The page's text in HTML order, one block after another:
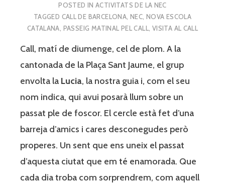
POSTED INACTIVITATS DE LA NEC
TAGGED CALL DE BARCELONA, NEC, NOVA ESCOLA
CATALANA, PASSEIG MATINAL PEL CALL, VISITA AL CALL
Call, matí de diumenge, cel de plom. A la
cantonada de la Plaça Sant Jaume, el grup
envolta la Lucia, la nostra guia i, com el seu
nom indica, qui avui posarà llum sobre un
passat ple de foscor. El cercle està fet d’una
barreja d’amics i cares desconegudes però
properes. Un sent que ens uneix el passat
d’aquesta ciutat que em té enamorada. Que
cada dia troba com sorprendrem, com aquell